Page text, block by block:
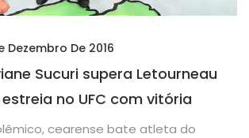
Dezembro De 2016
Sucuri supera Letourneau
no UFC com vitória
cearense bate atleta do